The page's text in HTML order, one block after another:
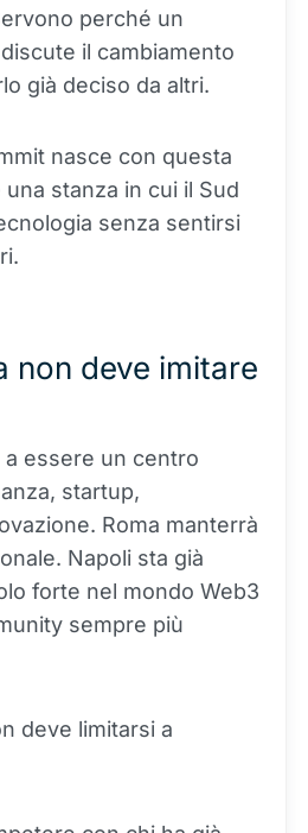
perché un
il cambiamento
già deciso da altri.
nasce con questa
stanza in cui il Sud
senza sentirsi
non deve imitare
essere un centro
startup,
Roma manterrà
Napoli sta già
forte nel mondo Web3
sempre più
deve limitarsi a